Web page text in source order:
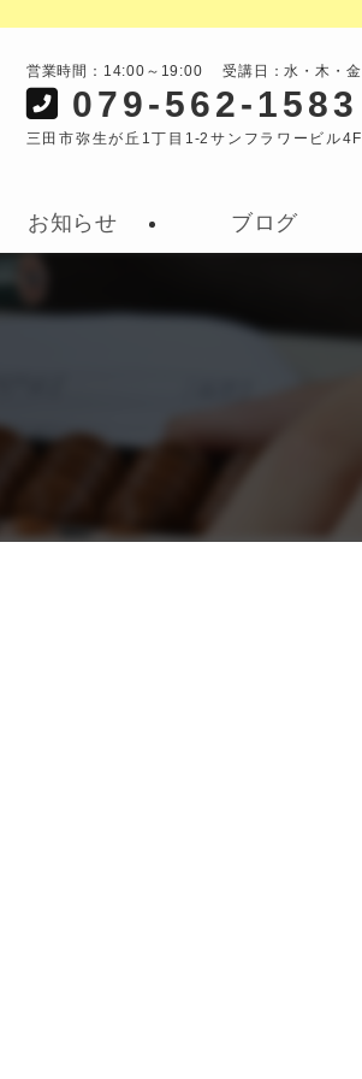
営業時間：14:00～19:00 受講日：水・木・金
079-562-1583
三田市弥生が丘1丁目1-2サンフラワービル4F
お知らせ ブログ